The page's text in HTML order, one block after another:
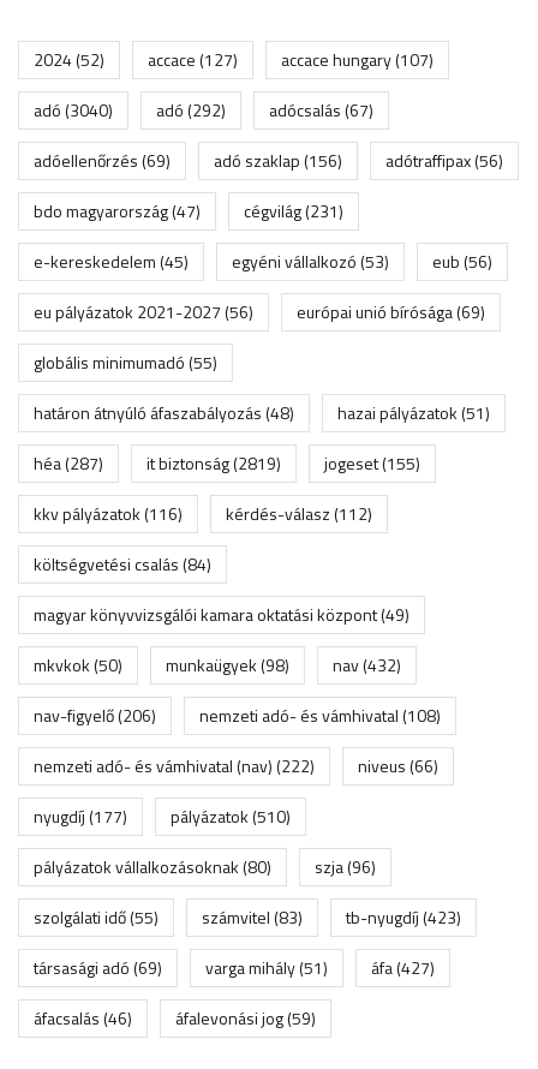
2024(52) accace(127) accace hungary(107)
adó(3040) adó(292) adócsalás(67)
adóellenőrzés(69) adó szaklap(156) adótraffipax(56)
bdo magyarország(47) cégvilág(231)
e-kereskedelem(45) egyéni vállalkozó(53) eub(56)
eu pályázatok 2021-2027(56) európai unió bírósága(69)
globális minimumadó(55)
határon átnyúló áfaszabályozás(48) hazai pályázatok(51)
héa(287) it biztonság(2819) jogeset(155)
kkv pályázatok(116) kérdés-válasz(112)
költségvetési csalás(84)
magyar könyvvizsgálói kamara oktatási központ(49)
mkvkok(50) munkaügyek(98) nav(432)
nav-figyelő(206) nemzeti adó- és vámhivatal(108)
nemzeti adó- és vámhivatal (nav)(222) niveus(66)
nyugdíj(177) pályázatok(510)
pályázatok vállalkozásoknak(80) szja(96)
szolgálati idő(55) számvitel(83) tb-nyugdíj(423)
társasági adó(69) varga mihály(51) áfa(427)
áfacsalás(46) áfalevonási jog(59)